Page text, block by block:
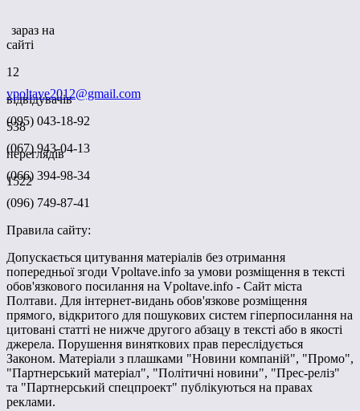
зараз на
сайті
12
відвідувачів
538
переглядів
1522
vpoltave2012@gmail.com
(095) 043-18-92
(067) 943-04-13
(066) 394-98-34
(096) 749-87-41
Правила сайту:
Допускається цитування матеріалів без отримання
попередньої згоди Vpoltave.info за умови розміщення в тексті
обов'язкового посилання на Vpoltave.info - Сайт міста
Полтави. Для інтернет-видань обов'язкове розміщення
прямого, відкритого для пошукових систем гіперпосилання на
цитовані статті не нижче другого абзацу в тексті або в якості
джерела. Порушення виняткових прав переслідується
Законом. Матеріали з плашками "Новини компаній", "Промо",
"Партнерський матеріал", "Політичні новини", "Прес-реліз"
та "Партнерський спецпроект" публікуються на правах
реклами.